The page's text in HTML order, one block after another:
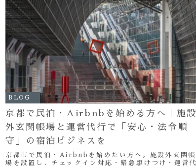
BLOG
京都で民泊・Airbnbを始める方へ｜施設
外玄関帳場と運営代行で「安心・法令順
守」の宿泊ビジネスを
京都市で民泊・Airbnbを始めたい方へ。施設外玄関帳
場を設置し、チェックイン対応・緊急駆けつけ・運営代